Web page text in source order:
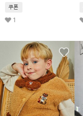
쿠폰
1